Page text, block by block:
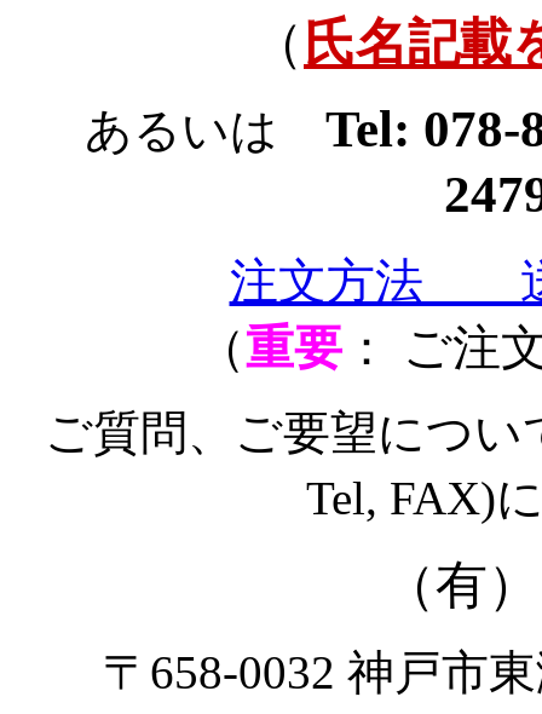
（氏名記載
あるいは Tel:
注文方法
（重要： ご注
ご質問、ご要望につ
Tel, FAX)
（有
〒658-0032 神戸市